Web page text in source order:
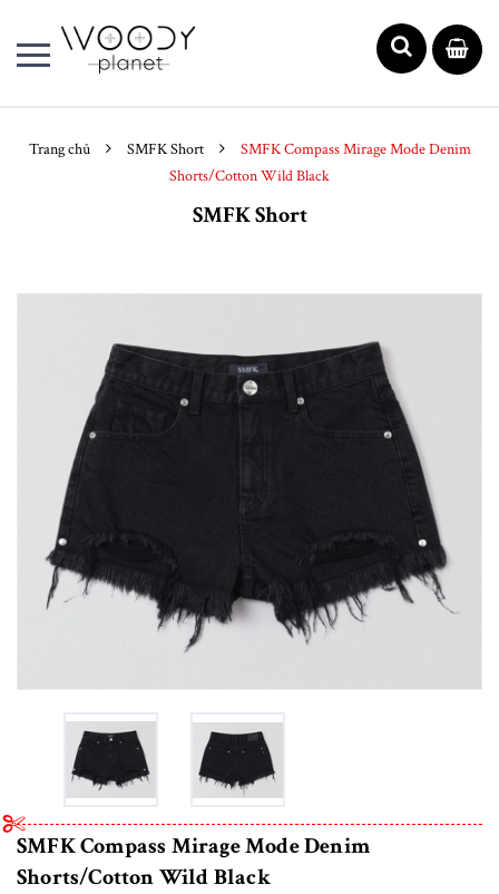
Trang chủ SMFK Short
SMFK Compass Mirage Mode Denim
Shorts/Cotton Wild Black
SMFK Short
SMFK Compass Mirage Mode Denim
Shorts/Cotton Wild Black